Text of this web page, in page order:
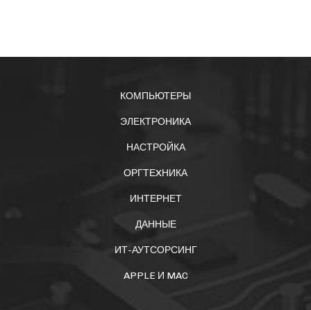
КОМПЬЮТЕРЫ
ЭЛЕКТРОНИКА
НАСТРОЙКА
ОРГТЕXНИКА
ИНТЕРНЕТ
ДАННЫЕ
ИТ-АУТСОРСИНГ
APPLE И MAC